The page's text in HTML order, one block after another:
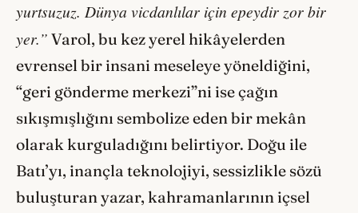
yurtsuzuz. Dünya vicdanlılar için epeydir zor bir
yer.” Varol, bu kez yerel hikâyelerden
evrensel bir insani meseleye yöneldiğini,
“geri gönderme merkezi”ni ise çağın
sıkışmışlığını sembolize eden bir mekân
olarak kurguladığını belirtiyor. Doğu ile
Batı’yı, inançla teknolojiyi, sessizlikle sözü
buluşturan yazar, kahramanlarının içsel